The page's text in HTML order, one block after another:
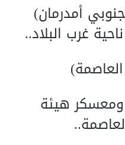
أمدرمان)
غرب البلاد..
هيئة